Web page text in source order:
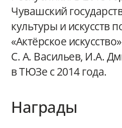
Чувашский
культуры и искусств
«Актёрское
С. А. Васильев, И.А.
в ТЮЗе с 2014 года.
Награды